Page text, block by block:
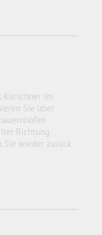
Kürschner im
Sie über
Richtung
Sie wieder zurück